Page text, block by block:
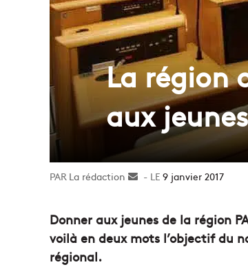
La région
aux jeunes
La rédaction
Envoyer9 janvier 2017
Donner aux jeunes de la région
voilà en deux mots l’objectif du
régional.